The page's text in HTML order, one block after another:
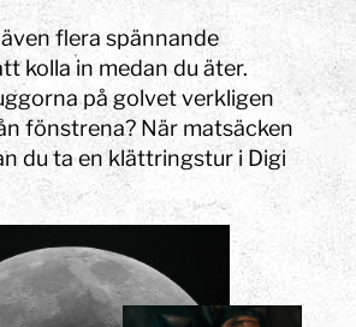
flera spännande
kolla in medan du äter.
på golvet verkligen
fönstrena? När matsäcken
du ta en klättringstur i Digi